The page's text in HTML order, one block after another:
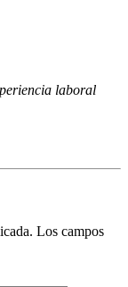
laboral
Los campos